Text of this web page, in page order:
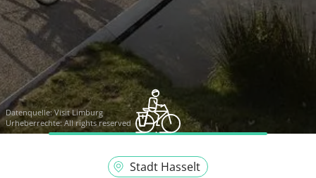
Datenquelle:Visit Limburg
Urheberrechte: All rights reserved
Stadt Hasselt